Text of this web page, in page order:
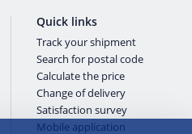
Quick links
Track your shipment
Search for postal code
Calculate the price
Change of delivery
Satisfaction survey
Mobile application